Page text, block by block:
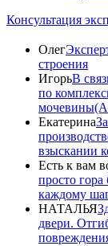
Консультация
Олег
строения
ИгорьВ
по
Екатерина
взыскании
Есть к вам
просто гора
каждому
НАТАЛЬЯ
двери.